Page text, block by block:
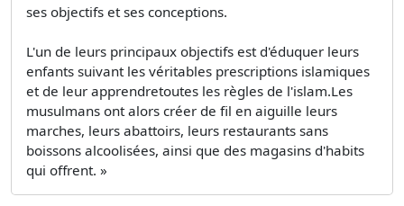
ses objectifs et ses conceptions.
L'un de leurs principaux objectifs est d'éduquer leurs
enfants suivant les véritables prescriptions islamiques
et de leur apprendretoutes les règles de l'islam.Les
musulmans ont alors créer de fil en aiguille leurs
marches, leurs abattoirs, leurs restaurants sans
boissons alcoolisées, ainsi que des magasins d'habits
qui offrent. »